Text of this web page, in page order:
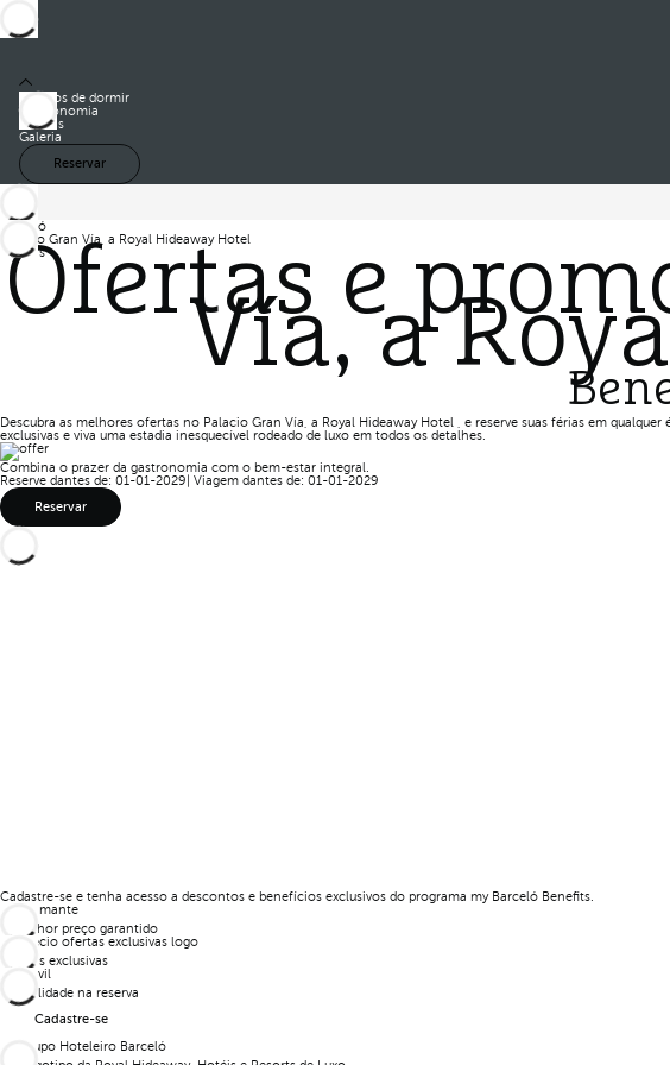
Quartos de dormir
Gastronomia
Ofertas
Galeria
Reservar
Barceló
Palacio Gran Vía, a Royal Hideaway Hotel
Ofertas
Ofertas e
Vía, a
Descubra as melhores ofertas no Palacio Gran Vía, a Royal Hideaway Hotel , e reserve suas férias em
exclusivas e viva uma estadia inesquecível rodeado de luxo em todos os detalhes.
Combina o prazer da gastronomia com o bem-estar integral.
Reserve dantes de: 01-01-2029| Viagem dantes de: 01-01-2029
Reservar
Cadastre-se e tenha acesso a descontos e benefícios exclusivos do programa my Barceló Benefits.
O melhor preço garantido
Ofertas exclusivas
Flexibilidade na reserva
Cadastre-se